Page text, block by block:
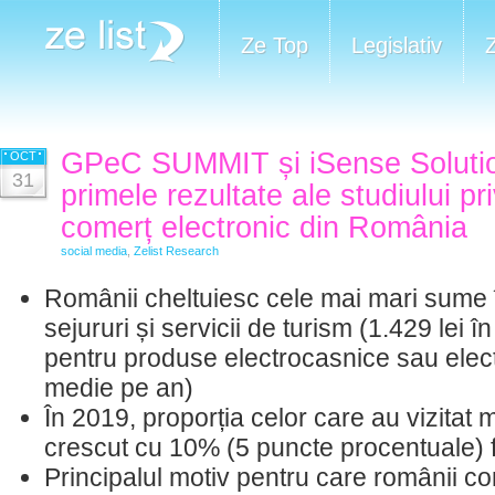
Ze Top Legislativ
OCT
31
GPeC SUMMIT și iSense
primele rezultate ale studiului
comerț electronic din România
social media Zelist Research
Românii cheltuiesc cele mai mari
sejururi și servicii de turism (1.429 lei
pentru produse electrocasnice sau
medie pe an)
În 2019, proporția celor care au vizitat
crescut cu 10% (5 puncte procentuale)
Principalul motiv pentru care românii